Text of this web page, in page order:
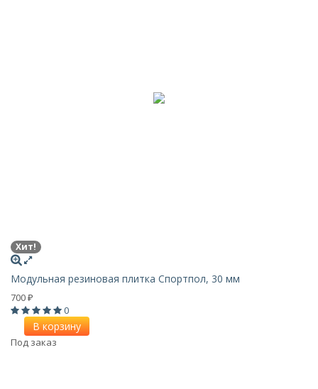
Хит!
Модульная резиновая плитка Спортпол, 30 мм
700 ₽
0
В корзину
Под заказ